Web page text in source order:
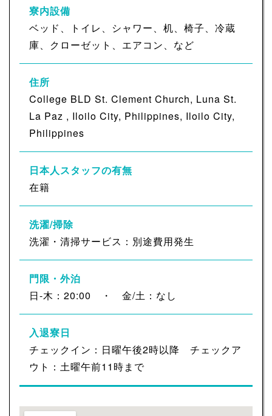
寮内設備
ベッド、トイレ、シャワー、机、椅子、冷蔵
庫、クローゼット、エアコン、など
住所
College BLD St. Clement Church, Luna St.
La Paz , Iloilo City, Philippines, Iloilo City,
Philippines
日本人スタッフの有無
在籍
洗濯/掃除
洗濯・清掃サービス：別途費用発生
門限・外泊
日-木：20:00 ・ 金/土：なし
入退寮日
チェックイン：日曜午後2時以降 チェックア
ウト：土曜午前11時まで